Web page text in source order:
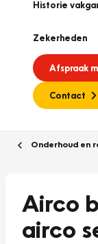
Historie
Zekerheden
Afspraak
Contact
Onderhoud en
Airco
airco